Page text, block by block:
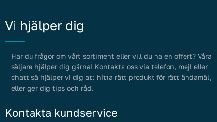
Vi hjälper dig
Har du frågor om vårt sortiment eller vill du ha en offert? Våra
säljare hjälper dig gärna! Kontakta oss via telefon, mejl eller
chatt så hjälper vi dig att hitta rätt produkt för rätt ändamål,
eller ger dig tips och råd.
Kontakta kundservice